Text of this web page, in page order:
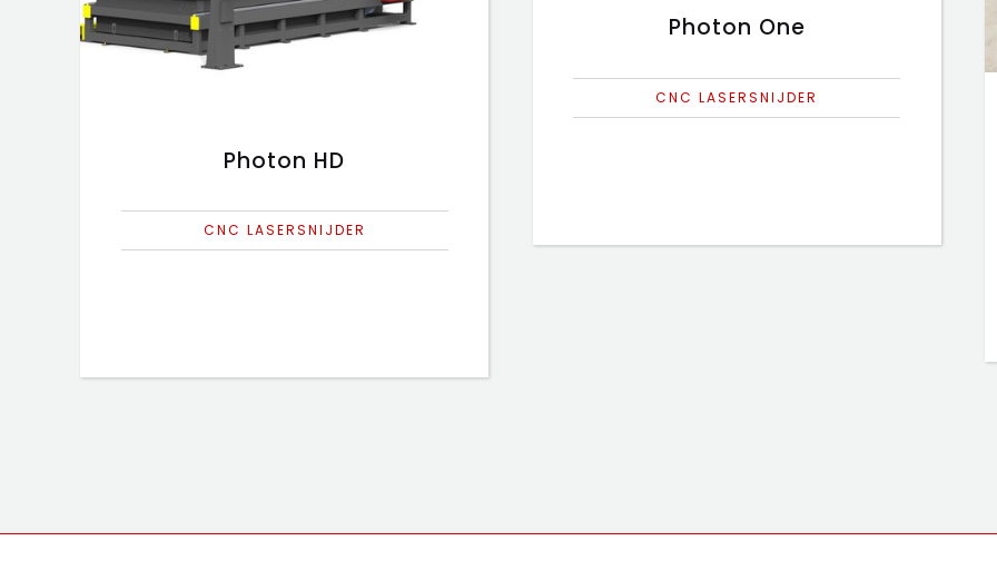
Photon HD
CNC LASERSNIJDER
Photon One
CNC LASERSNIJDER